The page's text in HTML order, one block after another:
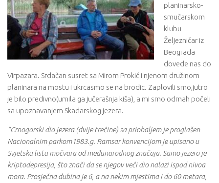
planinarsko-
smučarskom
klubu
Željezničar iz
Beograda
dovede nas do
Virpazara. Srdačan susret sa Mirom Prokić i njenom družinom
planinara na mostu i ukrcasmo se na brodic. Zaplovili smo,jutro
je bilo predivno(umila ga jučerašnja kiša), a mi smo odmah počeli
sa upoznavanjem Skadarskog jezera.
“Crnogorski dio jezera (dvije trećine) sa priobaljem je proglašen
Nacionalnim parkom1983.g. Ramsar konvencijom je upisano u
Svjetsku listu močvara od međunarodnog značaja. Samo jezero je
kriptodepresija, što znači da se njegov veći dio nalazi ispod nivoa
mora. Prosječna dubina je 6, a na nekim mjestima i do 60 metara,